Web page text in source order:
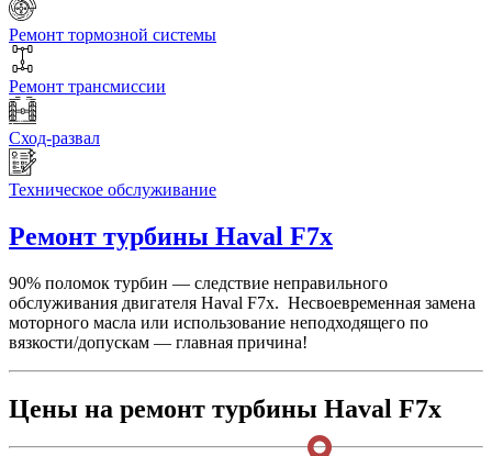
Ремонт тормозной системы
Ремонт трансмиссии
Сход-развал
Техническое обслуживание
Ремонт турбины Haval F7x
90% поломок турбин — следствие неправильного
обслуживания двигателя Haval F7x. Несвоевременная замена
моторного масла или использование неподходящего по
вязкости/допускам — главная причина!
Цены на ремонт турбины Haval F7x